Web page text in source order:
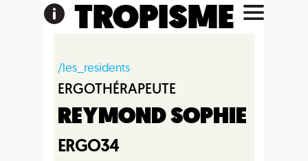
TROPISME
/les_residents
ERGOTHÉRAPEUTE
REYMOND SOPHIE
ERGO34